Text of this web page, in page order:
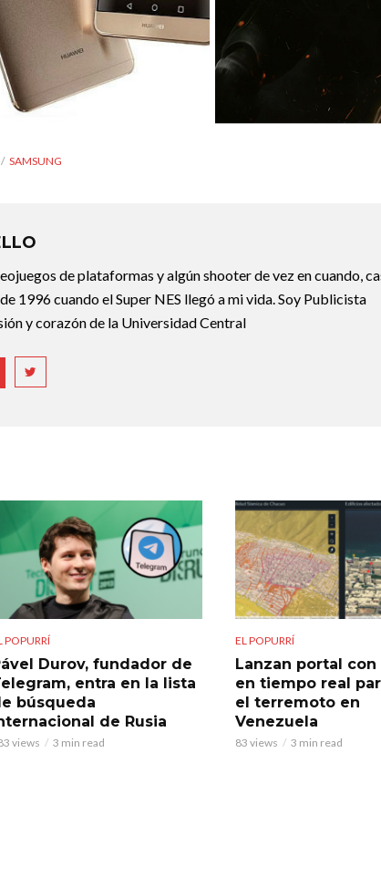
SAMSUNG
de plataformas y algún shooter de vez en cuando,
1996 cuando el Super NES llegó a mi vida. Soy Publicista
y corazón de la Universidad Central
POPURRÍ
Durov, fundador de
entra en la lista
búsqueda
de Rusia
views 3 min read
EL POPURRÍ
Lanzan portal con
en tiempo real
el terremoto en
Venezuela
83 views 3 min read